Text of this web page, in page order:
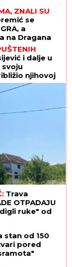
ZNALI SU
se
a
na Dragana
i dalje u
njihovoj
čuo -
Trava
OTPADAJU
ruke" od
stan od 150
pored